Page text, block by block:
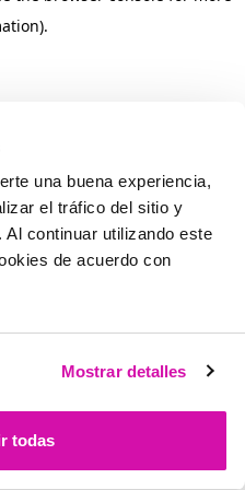
una buena experiencia,
el tráfico del sitio y
continuar utilizando este
de acuerdo con
Mostrar detalles
todas
.